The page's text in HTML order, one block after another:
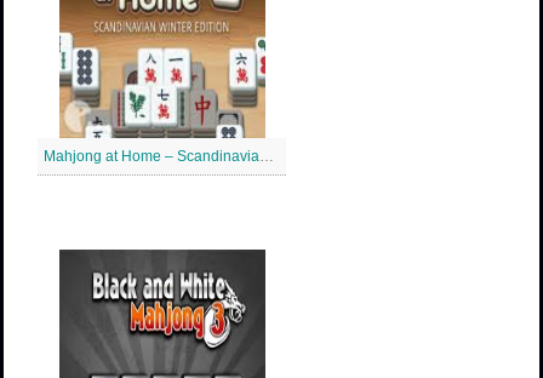
Mahjong at Home – Scandinavian Mahjong